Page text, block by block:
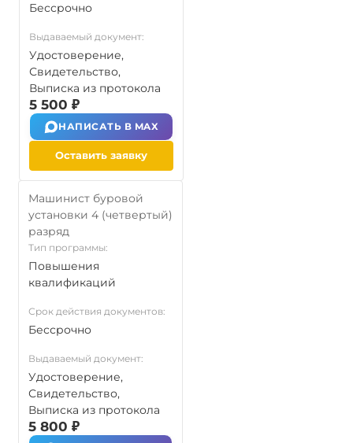
Бессрочно
Выдаваемый документ:
Удостоверение,
Свидетельство,
Выписка из протокола
5 500 ₽
НАПИСАТЬ В MAX
Оставить заявку
Машинист буровой
установки 4 (четвертый)
разряд
Тип программы:
Повышения
квалификаций
Срок действия документов:
Бессрочно
Выдаваемый документ:
Удостоверение,
Свидетельство,
Выписка из протокола
5 800 ₽